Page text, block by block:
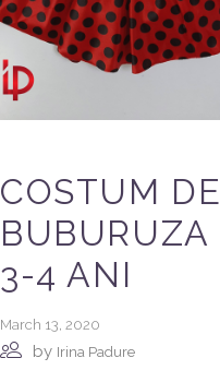
COSTUM DE
BUBURUZA
3-4 ANI
March 13, 2020
by Irina Padure